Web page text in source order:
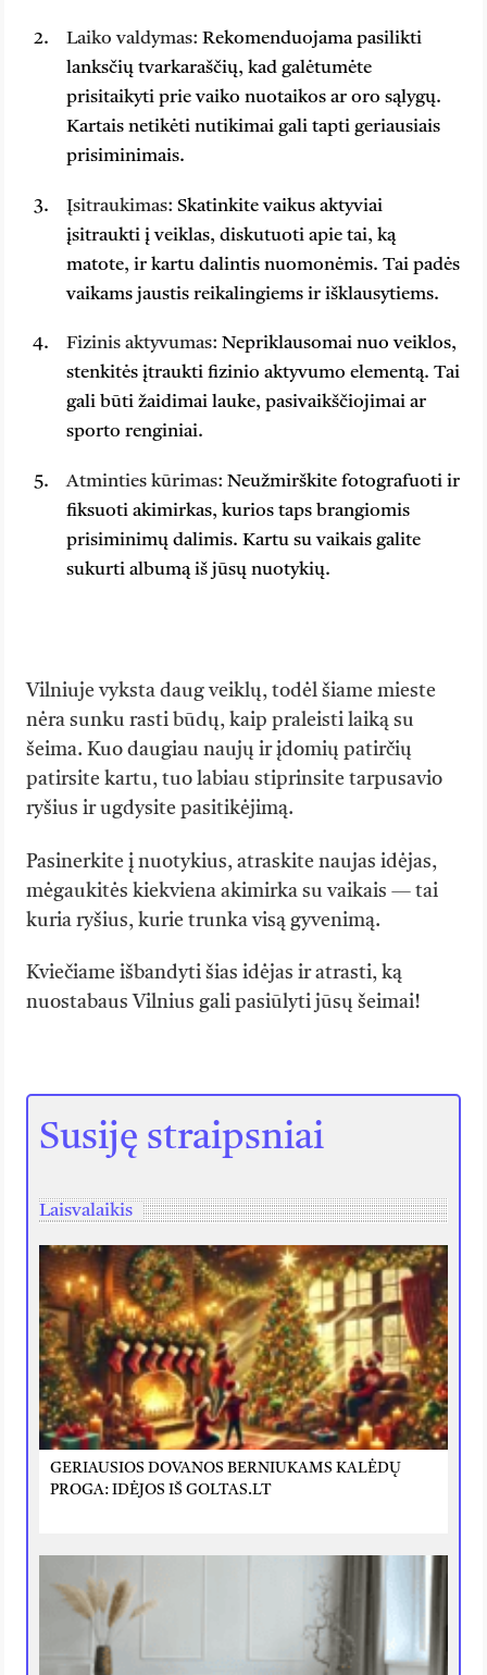
Laiko valdymas: Rekomenduojama pasilikti
lanksčių tvarkaraščių, kad galėtumėte
prisitaikyti prie vaiko nuotaikos ar oro sąlygų.
Kartais netikėti nutikimai gali tapti geriausiais
prisiminimais.
Įsitraukimas: Skatinkite vaikus aktyviai
įsitraukti į veiklas, diskutuoti apie tai, ką
matote, ir kartu dalintis nuomonėmis. Tai padės
vaikams jaustis reikalingiems ir išklausytiems.
Fizinis aktyvumas: Nepriklausomai nuo veiklos,
stenkitės įtraukti fizinio aktyvumo elementą. Tai
gali būti žaidimai lauke, pasivaikščiojimai ar
sporto renginiai.
Atminties kūrimas: Neužmirškite fotografuoti ir
fiksuoti akimirkas, kurios taps brangiomis
prisiminimų dalimis. Kartu su vaikais galite
sukurti albumą iš jūsų nuotykių.
Vilniuje vyksta daug veiklų, todėl šiame mieste
nėra sunku rasti būdų, kaip praleisti laiką su
šeima. Kuo daugiau naujų ir įdomių patirčių
patirsite kartu, tuo labiau stiprinsite tarpusavio
ryšius ir ugdysite pasitikėjimą.
Pasinerkite į nuotykius, atraskite naujas idėjas,
mėgaukitės kiekviena akimirka su vaikais — tai
kuria ryšius, kurie trunka visą gyvenimą.
Kviečiame išbandyti šias idėjas ir atrasti, ką
nuostabaus Vilnius gali pasiūlyti jūsų šeimai!
Susiję straipsniai
Laisvalaikis
GERIAUSIOS DOVANOS BERNIUKAMS KALĖDŲ
PROGA: IDĖJOS IŠ GOLTAS.LT